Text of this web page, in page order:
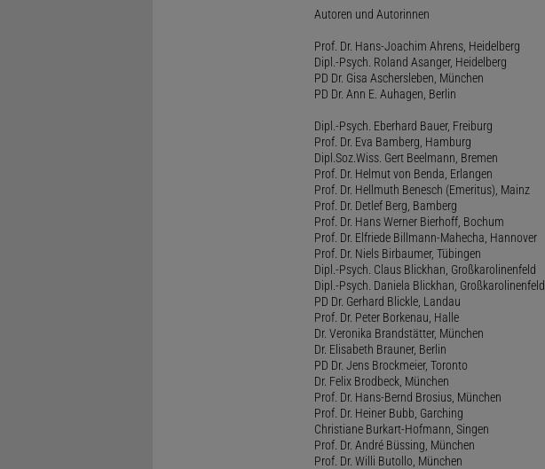
Autoren und Autorinnen
Prof. Dr. Hans-Joachim Ahrens, Heidelberg
Dipl.-Psych. Roland Asanger, Heidelberg
PD Dr. Gisa Aschersleben, München
PD Dr. Ann E. Auhagen, Berlin
Dipl.-Psych. Eberhard Bauer, Freiburg
Prof. Dr. Eva Bamberg, Hamburg
Dipl.Soz.Wiss. Gert Beelmann, Bremen
Prof. Dr. Helmut von Benda, Erlangen
Prof. Dr. Hellmuth Benesch (Emeritus), Mainz
Prof. Dr. Detlef Berg, Bamberg
Prof. Dr. Hans Werner Bierhoff, Bochum
Prof. Dr. Elfriede Billmann-Mahecha, Hannover
Prof. Dr. Niels Birbaumer, Tübingen
Dipl.-Psych. Claus Blickhan, Großkarolinenfeld
Dipl.-Psych. Daniela Blickhan, Großkarolinenfeld
PD Dr. Gerhard Blickle, Landau
Prof. Dr. Peter Borkenau, Halle
Dr. Veronika Brandstätter, München
Dr. Elisabeth Brauner, Berlin
PD Dr. Jens Brockmeier, Toronto
Dr. Felix Brodbeck, München
Prof. Dr. Hans-Bernd Brosius, München
Prof. Dr. Heiner Bubb, Garching
Christiane Burkart-Hofmann, Singen
Prof. Dr. André Büssing, München
Prof. Dr. Willi Butollo, München